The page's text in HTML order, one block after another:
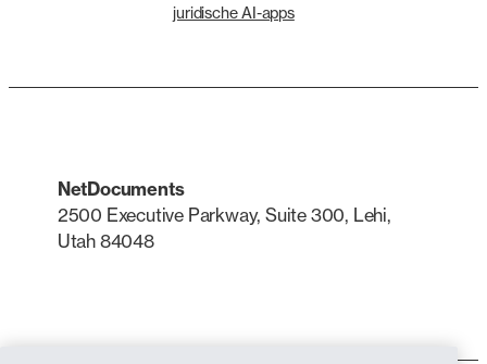
juridische AI-apps
NetDocuments
2500 Executive Parkway, Suite 300, Lehi,
Utah 84048